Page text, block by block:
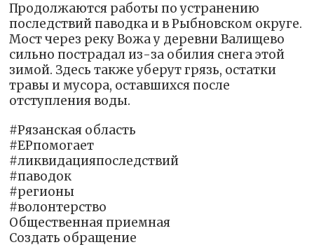
Продолжаются работы по устранению
последствий паводка и в Рыбновском округе.
Мост через реку Вожа у деревни Валищево
сильно пострадал из-за обилия снега этой
зимой. Здесь также уберут грязь, остатки
травы и мусора, оставшихся после
отступления воды.
#Рязанская область
#ЕРпомогает
#ликвидацияпоследствий
#паводок
#регионы
#волонтерство
Общественная приемная
Создать обращение